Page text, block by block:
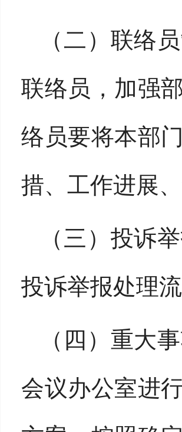
（二）联络
联络员，加强
络员要将本部
措、工作进展
（三）投诉
投诉举报处理
（四）重大
会议办公室进